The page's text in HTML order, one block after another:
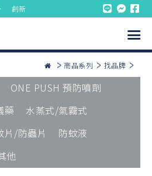
創新
商品系列 找品牌
ONE PUSH 預防噴劑
藥
水蒸式/氣霧式
片/防蟲片
防蚊液
他